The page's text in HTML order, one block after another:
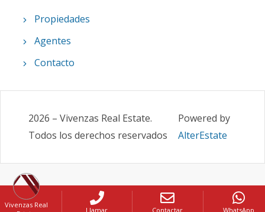
Vivenzas Real
Llamar Contactar WhatsApp
Propiedades
Agentes
Contacto
2026 – Vivenzas Real Estate.
Todos los derechos reservados
Powered by
AlterEstate